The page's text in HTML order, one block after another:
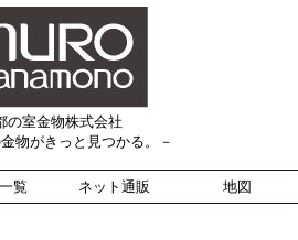
の室金物株式会社
物がきっと見つかる。－
覧 ネット通販 地図